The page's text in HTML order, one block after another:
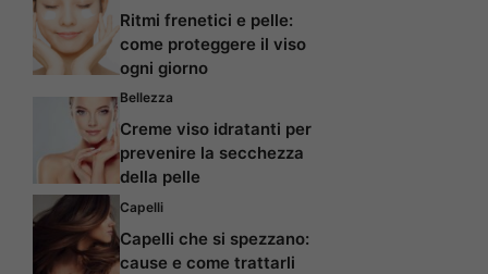
Ritmi frenetici e pelle:
come proteggere il viso
ogni giorno
Bellezza
Creme viso idratanti per
prevenire la secchezza
della pelle
Capelli
Capelli che si spezzano:
cause e come trattarli